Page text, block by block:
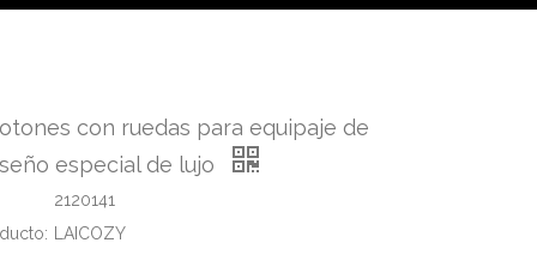
con ruedas para equipaje de
especial de lujo
2120141
LAICOZY